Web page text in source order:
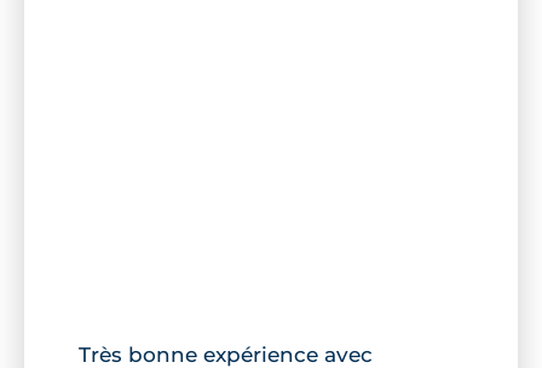
Très bonne expérience avec